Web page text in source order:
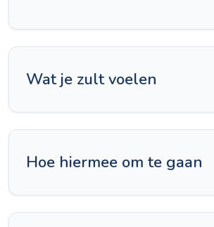
Wat je zult voelen
Hoe hiermee om te gaan